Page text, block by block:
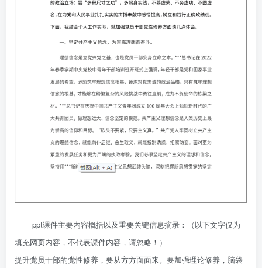
ppt课件主要内容概括以及重要关键信息摘录：（以下文字仅为
填充网页内容，不代表课件内容，请忽略！）
提升党员干部的党性修养，要从方方面面来。要加强理论修养，脑袋